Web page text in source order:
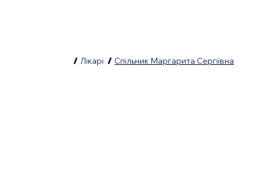
/ Лікарі / Спільник Маргарита Сергіївна